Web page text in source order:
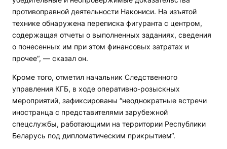
противоправной деятельности Накониси. На изъятой
технике обнаружена переписка фигуранта с центром,
содержащая отчеты о выполненных заданиях, сведения
о понесенных им при этом финансовых затратах и
прочее“, — сказал он.
Кроме того, отметил начальник Следственного
управления КГБ, в ходе оперативно-розыскных
мероприятий, зафиксированы “неоднократные встречи
иностранца с представителями зарубежной
спецслужбы, работающими на территории Республики
Беларусь под дипломатическим прикрытием“.